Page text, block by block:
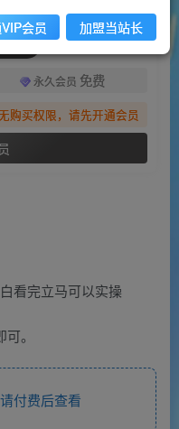
源
永久会员 免费
购买权限，请先开通会员
看完立马可以实操
。
付费后查看
会员 加盟当站长